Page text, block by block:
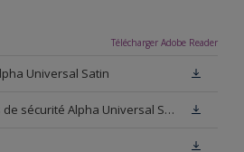
Télécharger Adobe Reader
Universal Satin
Fiche de données de sécurité Alpha Universal Satin Base N00